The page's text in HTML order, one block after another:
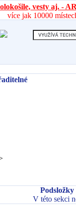
vesty aj. -
více jak 10000
V této sekci